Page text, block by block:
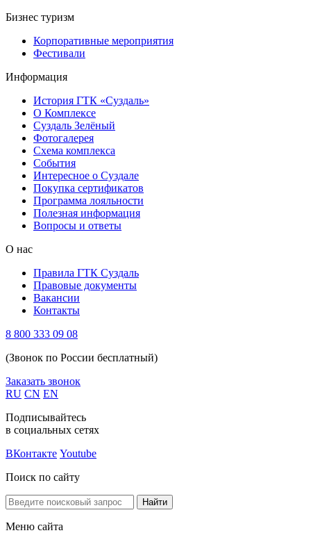
Бизнес туризм
Корпоративные мероприятия
Фестивали
Информация
История ГТК «Суздаль»
О Комплексе
Суздаль Зелёный
Фотогалерея
Схема комплекса
Cобытия
Интересное о Суздале
Покупка сертификатов
Программа лояльности
Полезная информация
Вопросы и ответы
О нас
Правила ГТК Суздаль
Правовые документы
Вакансии
Контакты
8 800 333 09 08
(Звонок по России бесплатный)
Заказать звонок
RU CN EN
Подписывайтесь
в социальных сетях
ВКонтакте Youtube
Поиск по сайту
Найти
Меню сайта